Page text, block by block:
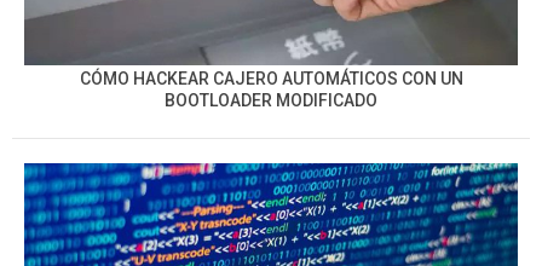
CÓMO HACKEAR CAJERO AUTOMÁTICOS CON UN
BOOTLOADER MODIFICADO